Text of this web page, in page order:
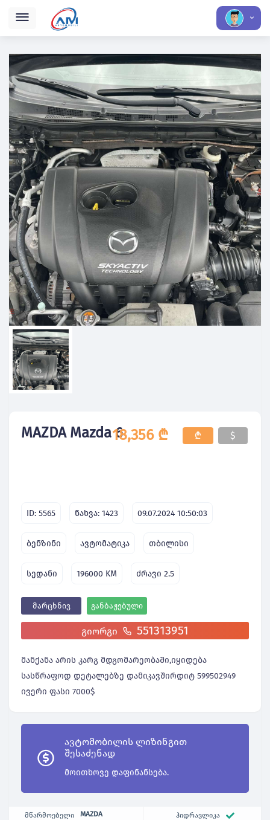
MAZDA Mazda 618,356 ₾ ₾ $
ID: 5565 ნახვა: 1423 09.07.2024 10:50:03
ბენზინი ავტომატიკა თბილისი
სედანი 196000 KM ძრავი 2.5
მარცხნივ განბაჟებული
ᲒᲘᲝᲠᲒᲘ 551313951
მანქანა არის კარგ მდგომარეობაში,იყიდება
სასწრაფოდ დეტალებზე დამიკავშირდიტ 599502949
ივერი ფასი 7000$
ავტომობილის ლიზინგით
შესაძენად
მოითხოვე დაფინანსება.
მწარმოებელი MAZDA
ჰიდრავლიკა